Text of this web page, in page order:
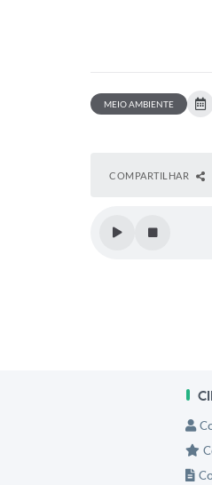
MEIO AMBIENTE
COMPARTILHAR